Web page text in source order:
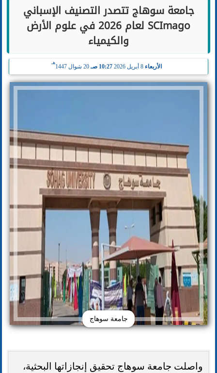
جامعة سوهاج تتصدر التصنيف الإسباني
SCImago لعام 2026 في علوم الأرض
والكيمياء
الأربعاء 10:27 صـ 20 شوال 1447
هـ
جامعة سوهاج
واصلت جامعة سوهاج تحقيق إنجازاتها البحثية،